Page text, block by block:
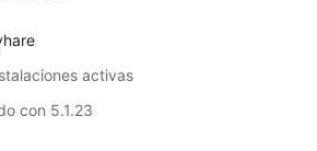
activas
con 5.1.23